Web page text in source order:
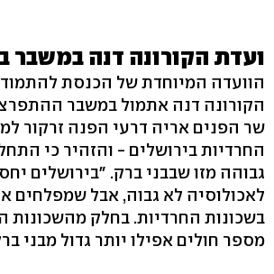
ועדת הקורונה דנה במשבר
הוועדה המיוחדת של הכנסת
הקורונה דנה אתמול במשבר
שר הפנים אריה דרעי הפנה זרקור
החרדיות בירושלים - והזהיר כי
גבוהה מזו שבבני ברק. "בירושלים
לאכולוסיה לא גבוה, אבל שמפלחים
בשכונות החרדיות. בחלק מהשכונות
מספר חולים אפילו יותר גדול מבני